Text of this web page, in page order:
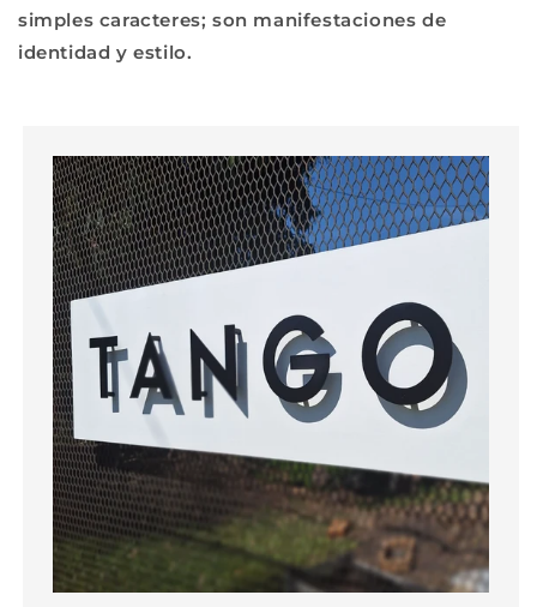
simples caracteres; son manifestaciones de
identidad y estilo.